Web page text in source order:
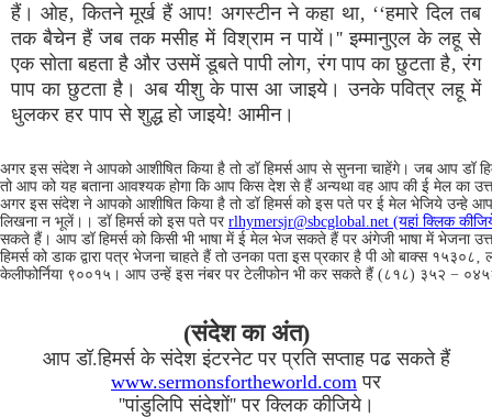
हैं। ओह‚ कितने मूर्ख हैं आप! अगस्टीन ने कहा था‚ ‘‘हमारे दिल तब
तक बैचेन हैं जब तक मसीह में विश्राम न पायें।'' इम्मानुएल के लहू से
एक सोता बहता है और उसमें डूबते पापी लोग‚ रंग पाप का छुटता है‚ रंग
पाप का छुटता है। अब यीशु के पास आ जाइये। उनके पवित्र लहू में
धुलकर हर पाप से शुद्ध हो जाइये! आमीन।
अगर इस संदेश ने आपको आशीषित किया है तो डॉ हिमर्स आप से सुनना चाहेंगे। जब आप डॉ
तो आप को यह बताना आवश्यक होगा कि आप किस देश से हैं अन्यथा वह आप की ई मेल का
अगर इस संदेश ने आपको आशीषित किया है तो डॉ हिमर्स को इस पते पर ई मेल भेजिये उन्हे
लिखना न भूलें।। डॉ हिमर्स को इस पते पर rlhymersjr@sbcglobal.net (यहां क्लिक
सकते हैं। आप डॉ हिमर्स को किसी भी भाषा में ई मेल भेज सकते हैं पर अंगेजी भाषा में भेजना
हिमर्स को डाक द्वारा पत्र भेजना चाहते हैं तो उनका पता इस प्रकार है पी ओ बाक्स १५३०८‚
केलीफोर्निया ९००१५। आप उन्हें इस नंबर पर टेलीफोन भी कर सकते हैं (८१८) ३५२ −
(संदेश का अंत)
आप डॉ.हिमर्स के संदेश इंटरनेट पर प्रति सप्ताह पढ सकते हैं
www.sermonsfortheworld.com पर
''पांडुलिपि संदेशों'' पर क्लिक कीजिये।